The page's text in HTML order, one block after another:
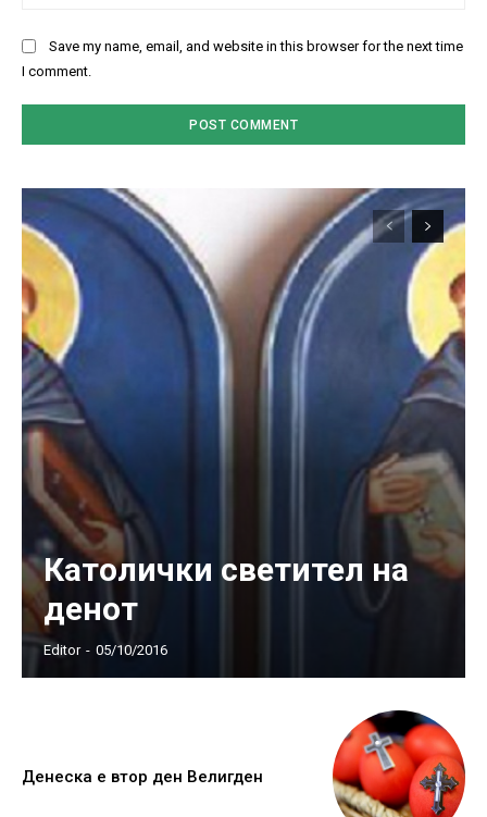
Save my name, email, and website in this browser for the next time
I comment.
Католички светител на
денот
Editor - 05/10/2016
Денеска е втор ден Велигден